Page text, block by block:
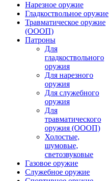
Нарезное оружие
Гладкоствольное оружие
Травматическое оружие
(ОООП)
Патроны
Для
гладкоствольного
оружия
Для нарезного
оружия
Для служебного
оружия
Для
травматического
оружия (ОООП)
Холостые,
шумовые,
светозвуковые
Газовое оружие
Служебное оружие